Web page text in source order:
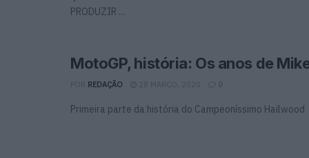
PRODUZIR ...
MotoGP, história: Os anos de
REDAÇÃO 28 MARÇO, 2020 0
Primeira parte da história do Campeoníssimo Hailwood